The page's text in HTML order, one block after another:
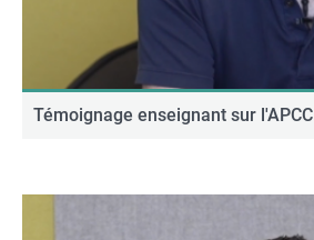
Témoignage enseignant sur l'APCC